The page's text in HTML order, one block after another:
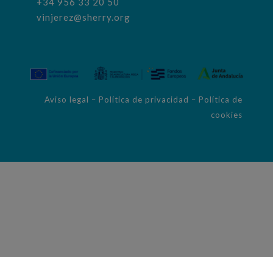
vinjerez@sherry.org
Aviso legal – Política de privacidad – Política de
cookies